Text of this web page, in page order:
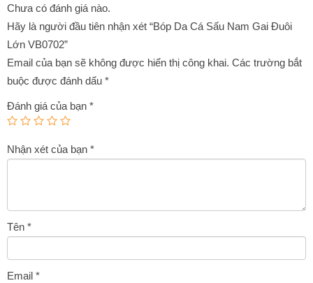
Chưa có đánh giá nào.
Hãy là người đầu tiên nhận xét “Bóp Da Cá Sấu Nam Gai Đuôi
Lớn VB0702”
Email của bạn sẽ không được hiển thị công khai. Các trường bắt
buộc được đánh dấu *
Đánh giá của bạn *
Nhận xét của bạn *
Tên *
Email *